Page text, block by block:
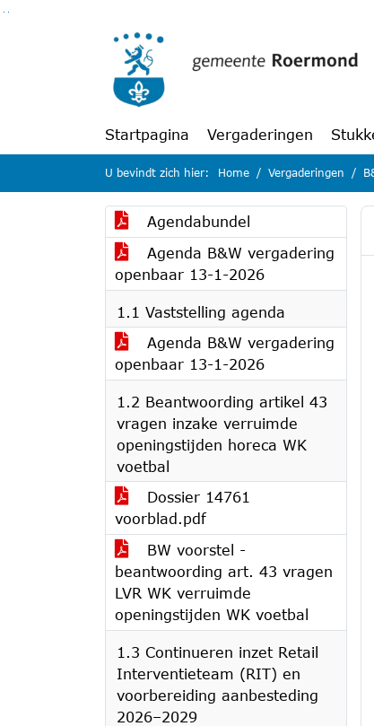
Startpagina Vergaderingen
U bevindt zich hier: Home Vergaderingen
Agendabundel
Agenda B&W vergadering
openbaar 13-1-2026
1.1 Vaststelling agenda
Agenda B&W vergadering
openbaar 13-1-2026
1.2 Beantwoording artikel 43
vragen inzake verruimde
openingstijden horeca WK
voetbal
Dossier 14761
voorblad.pdf
BW voorstel -
beantwoording art. 43 vragen
LVR WK verruimde
openingstijden WK voetbal
1.3 Continueren inzet Retail
Interventieteam (RIT) en
voorbereiding aanbesteding
2026–2029